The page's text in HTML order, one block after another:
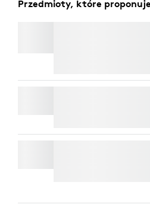
Przedmioty, które